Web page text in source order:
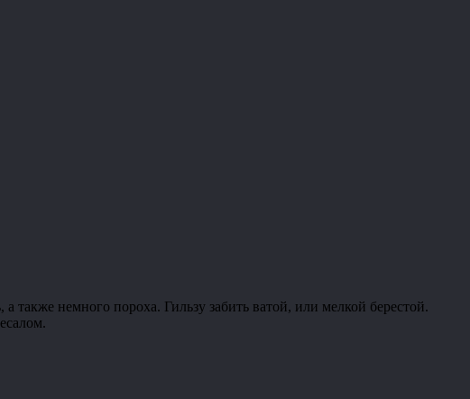
немного пороха. Гильзу забить ватой, или мелкой берестой.